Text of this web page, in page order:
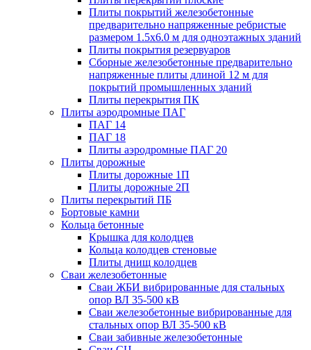
Плиты покрытий железобетонные
предварительно напряженные ребристые
размером 1.5х6.0 м для одноэтажных зданий
Плиты покрытия резервуаров
Сборные железобетонные предварительно
напряженные плиты длиной 12 м для
покрытий промышленных зданий
Плиты перекрытия ПК
Плиты аэродромные ПАГ
ПАГ 14
ПАГ 18
Плиты аэродромные ПАГ 20
Плиты дорожные
Плиты дорожные 1П
Плиты дорожные 2П
Плиты перекрытий ПБ
Бортовые камни
Кольца бетонные
Крышка для колодцев
Кольца колодцев стеновые
Плиты днищ колодцев
Сваи железобетонные
Сваи ЖБИ вибрированные для стальных
опор ВЛ 35-500 кВ
Сваи железобетонные вибрированные для
стальных опор ВЛ 35-500 кВ
Сваи забивные железобетонные